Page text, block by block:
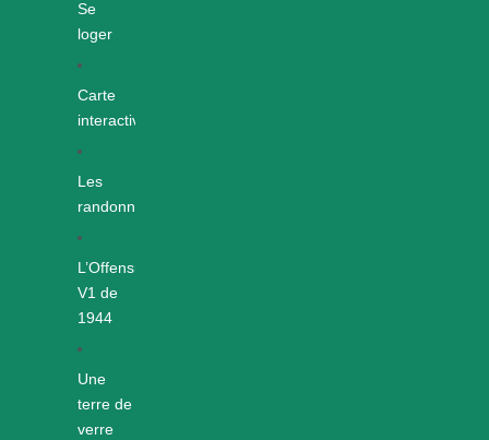
Se
loger
Carte
interactive
Les
randonnées
L’Offensive
V1 de
1944
Une
terre de
verre